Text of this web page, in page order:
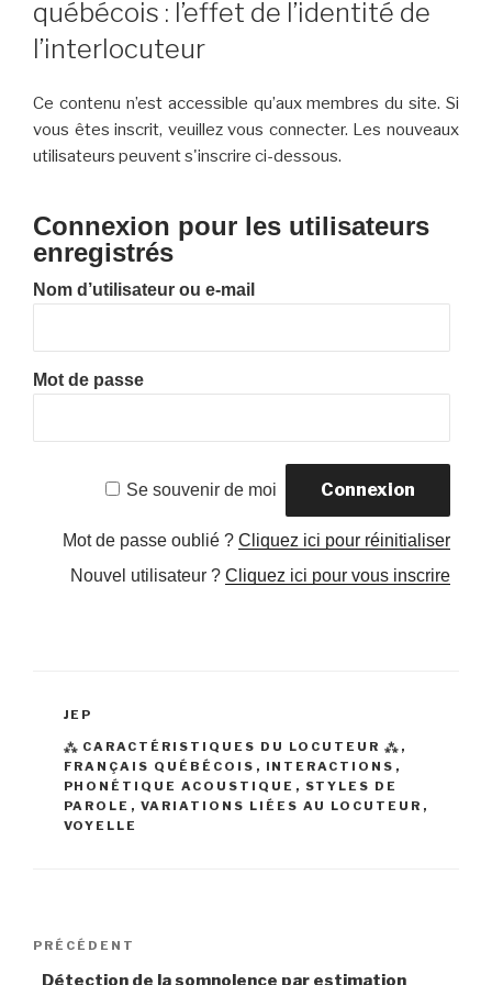
québécois : l’effet de l’identité de
l’interlocuteur
Ce contenu n’est accessible qu’aux membres du site. Si
vous êtes inscrit, veuillez vous connecter. Les nouveaux
utilisateurs peuvent s'inscrire ci-dessous.
Connexion pour les utilisateurs
enregistrés
Nom d’utilisateur ou e-mail
Mot de passe
Se souvenir de moi
Mot de passe oublié ?Cliquez ici pour réinitialiser
Nouvel utilisateur ?Cliquez ici pour vous inscrire
CATÉGORIES
JEP
ÉTIQUETTES
⁂ CARACTÉRISTIQUES DU LOCUTEUR ⁂ ,
FRANÇAIS QUÉBÉCOIS , INTERACTIONS ,
PHONÉTIQUE ACOUSTIQUE , STYLES DE
PAROLE , VARIATIONS LIÉES AU LOCUTEUR ,
VOYELLE
Navigation
Article
précédent
PRÉCÉDENT
Détection de la somnolence par estimation